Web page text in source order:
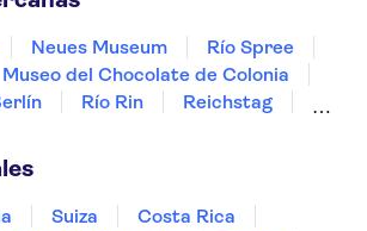
Neues Museum
Río Spree
Museo del Chocolate de Colonia
Río Rin
Reichstag
Suiza
Costa Rica